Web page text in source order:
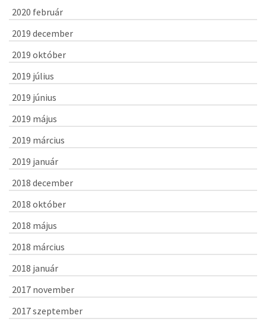
2020 február
2019 december
2019 október
2019 július
2019 június
2019 május
2019 március
2019 január
2018 december
2018 október
2018 május
2018 március
2018 január
2017 november
2017 szeptember